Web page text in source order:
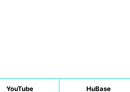
YouTube HuBase